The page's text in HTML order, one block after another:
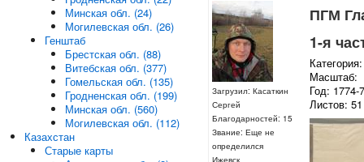
Загрузил: Касаткин
Сергей
Благодарностей: 15
Звание: Еще не
определился
ПГМ
1-я
Масштаб:
Год: 1774-
Листов: 51
Минская обл. (24)
Могилевская обл. (26)
Генштаб
Брестская обл. (88)
Витебская обл. (377)
Гомельская обл. (135)
Гродненская обл. (199)
Минская обл. (560)
Могилевская обл. (112)
Казахстан
Старые карты